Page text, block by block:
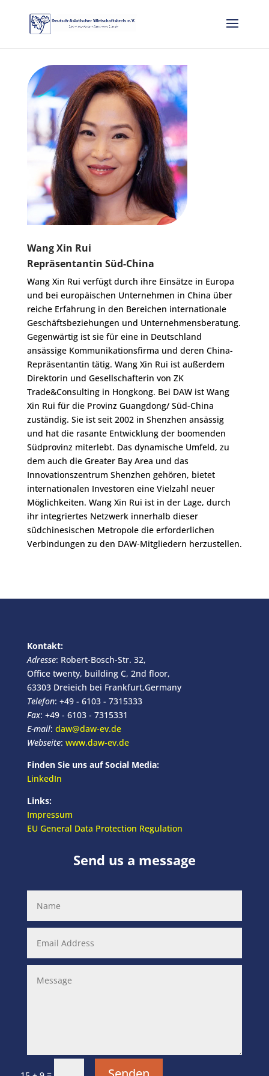
Wang Xin Rui
Repräsentantin Süd-China
Wang Xin Rui verfügt durch ihre Einsätze in Europa
und bei europäischen Unternehmen in China über
reiche Erfahrung in den Bereichen internationale
Geschäftsbeziehungen und Unternehmensberatung.
Gegenwärtig ist sie für eine in Deutschland
ansässige Kommunikationsfirma und deren China-
Repräsentantin tätig. Wang Xin Rui ist außerdem
Direktorin und Gesellschafterin von ZK
Trade&Consulting in Hongkong. Bei DAW ist Wang
Xin Rui für die Provinz Guangdong/ Süd-China
zuständig. Sie ist seit 2002 in Shenzhen ansässig
und hat die rasante Entwicklung der boomenden
Südprovinz miterlebt. Das dynamische Umfeld, zu
dem auch die Greater Bay Area und das
Innovationszentrum Shenzhen gehören, bietet
internationalen Investoren eine Vielzahl neuer
Möglichkeiten. Wang Xin Rui ist in der Lage, durch
ihr integriertes Netzwerk innerhalb dieser
südchinesischen Metropole die erforderlichen
Verbindungen zu den DAW-Mitgliedern herzustellen.
Kontakt:
Adresse: Robert-Bosch-Str. 32,
Office twenty, building C, 2nd floor,
63303 Dreieich bei Frankfurt,Germany
Telefon: +49 - 6103 - 7315333
Fax: +49 - 6103 - 7315331
E-mail: daw@daw-ev.de
Webseite: www.daw-ev.de
Finden Sie uns auf Social Media:
LinkedIn
Links:
Impressum
EU General Data Protection Regulation
Send us a message
=